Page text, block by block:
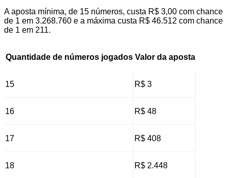
A aposta mínima, de 15 números, custa R$ 3,00 com chance
de 1 em 3.268.760 e a máxima custa R$ 46.512 com chance
de 1 em 211.
Quantidade de números jogados Valor da aposta
15 R$ 3
16 R$ 48
17 R$ 408
18 R$ 2.448